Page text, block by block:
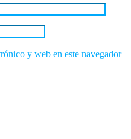
y web en este navegador